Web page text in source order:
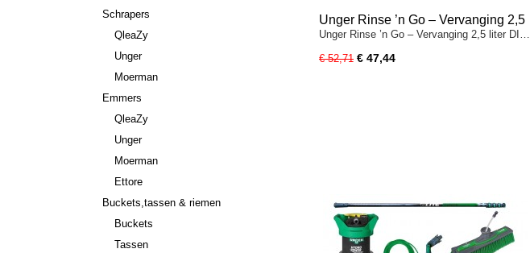
Schrapers
QleaZy
Unger
Moerman
Emmers
QleaZy
Unger
Moerman
Ettore
Buckets,tassen & riemen
Buckets
Tassen
Unger Rinse ’n Go – Vervanging 2,5
liter DI filterkorrels
Unger Rinse ’n Go – Vervanging 2,5 liter DI…
€ 52,71 € 47,44